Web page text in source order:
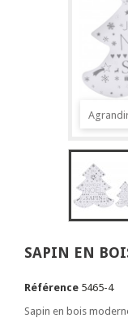
SAPIN EN
Référence 5465-4
Sapin en bois